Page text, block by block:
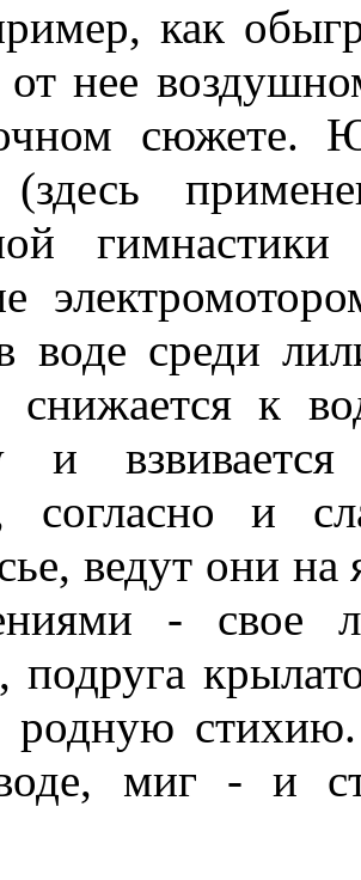
как
от нее
воде среди
снижается к
и
согласно и
ведут они
- свое
подруга
родную
миг - и